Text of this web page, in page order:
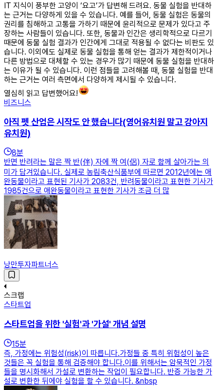
IT 지식이 풍부한 고양이 ‘요고’가 답변해 드려요. 동물 실험을 반대하
는 근거는 다양하게 있을 수 있습니다. 예를 들어, 동물 실험은 동물의
권리를 침해하고 고통을 가하기 때문에 윤리적으로 문제가 있다고 주
장하는 사람들이 있습니다. 또한, 동물과 인간은 생리학적으로 다르기
때문에 동물 실험 결과가 인간에게 그대로 적용될 수 없다는 비판도 있
습니다. 이외에도 실제로 동물 실험을 통해 얻는 결과가 제한적이거나
다른 방법으로 대체할 수 있는 경우가 많기 때문에 동물 실험을 반대하
는 이유가 될 수 있습니다. 이런 점들을 고려해볼 때, 동물 실험을 반대
하는 근거는 여러 측면에서 다양하게 제시될 수 있습니다.
열심히 읽고 답변했어요!
비즈니스
아직 펫 산업은 시작도 안 했습니다(영어유치원 말고 강아지
유치원)
8분
반면 반려라는 말은 짝 반(伴) 자에 짝 여(侶) 자로 함께 살아가는 의
미가 담겨있습니다. 실제로 농림축산식품부에 따르면 2012년에는 애
완동물이라고 표현된 기사가 2083건, 반려동물이라고 표현한 기사가
1985건으로 애완동물이라고 표현한 기사가 조금 더 많
낭만투자파트너스
스크랩
스타트업
스타트업을 위한 '실험'과 '가설' 개념 설명
15분
즉, 가정에는 위험성(risk)이 따릅니다.가정들 중 특히 위험성이 높은
것들은 꼭 실험을 통해 검증해야 합니다.이를 위해서는 암묵적인 가정
들을 명시화해서 가설로 변환하는 작업이 필요합니다. 반증 가능한 가
설로 변환한 뒤에야 실험을 할 수 있습니다. &nbsp